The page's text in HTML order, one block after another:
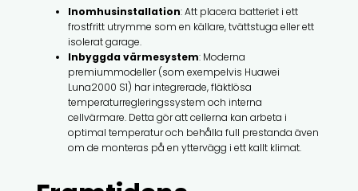
Inomhusinstallation: Att placera batteriet i ett
frostfritt utrymme som en källare, tvättstuga eller ett
isolerat garage.
Inbyggda värmesystem: Moderna
premiummodeller (som exempelvis Huawei
Luna2000 S1) har integrerade, fläktlösa
temperaturregleringssystem och interna
cellvärmare. Detta gör att cellerna kan arbeta i
optimal temperatur och behålla full prestanda även
om de monteras på en yttervägg i ett kallt klimat.